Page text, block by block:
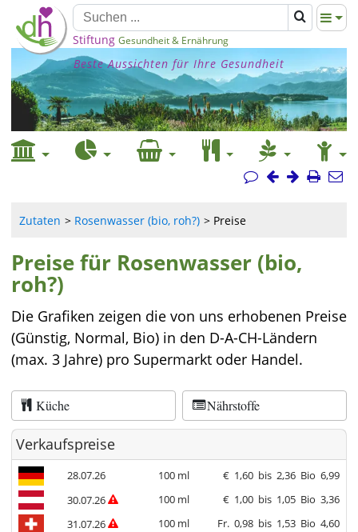
Stiftung Gesundheit & Ernährung
Beste Aussichten für Ihre Gesundheit
Zutaten Rosenwasser (bio, roh?) Preise
Preise für Rosenwasser (bio,
roh?)
Die Grafiken zeigen die von uns erhobenen Preise
(Günstig, Normal, Bio) in den D-A-CH-Ländern
(max. 3 Jahre) pro Supermarkt oder Handel.
Küche Nährstoffe
Verkaufspreise
28.07.26 100 ml € 1,60 bis 2,36 Bio 6,99
30.07.26
100 ml € 1,00 bis 1,05 Bio 3,36
31.07.26
100 ml Fr. 0,98 bis 1,53 Bio 4,60